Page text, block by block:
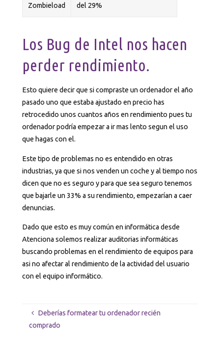
Zombieload del 29%
Los Bug de Intel nos hacen
perder rendimiento.
Esto quiere decir que si compraste un ordenador el año
pasado uno que estaba ajustado en precio has
retrocedido unos cuantos años en rendimiento pues tu
ordenador podría empezar a ir mas lento segun el uso
que hagas con el.
Este tipo de problemas no es entendido en otras
industrias, ya que si nos venden un coche y al tiempo nos
dicen que no es seguro y para que sea seguro tenemos
que bajarle un 33% a su rendimiento, empezarían a caer
denuncias.
Dado que esto es muy común en informática desde
Atenciona solemos realizar auditorias informáticas
buscando problemas en el rendimiento de equipos para
asi no afectar al rendimiento de la actividad del usuario
con el equipo informático.
Deberías formatear tu ordenador recién
comprado